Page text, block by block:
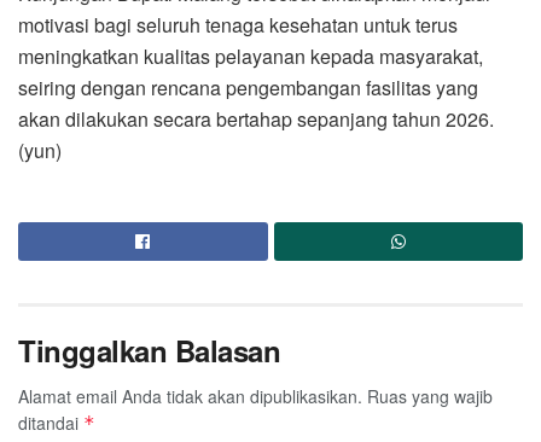
motivasi bagi seluruh tenaga kesehatan untuk terus
meningkatkan kualitas pelayanan kepada masyarakat,
seiring dengan rencana pengembangan fasilitas yang
akan dilakukan secara bertahap sepanjang tahun 2026.
(yun)
Tinggalkan Balasan
Alamat email Anda tidak akan dipublikasikan. Ruas yang wajib
ditandai *